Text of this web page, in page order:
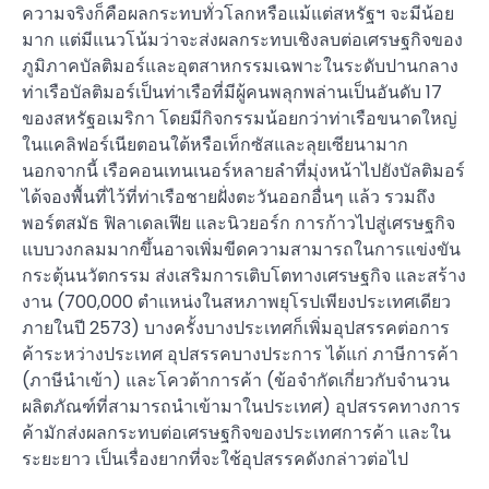
ความจริงก็คือผลกระทบทั่วโลกหรือแม้แต่สหรัฐฯ จะมีน้อย
มาก แต่มีแนวโน้มว่าจะส่งผลกระทบเชิงลบต่อเศรษฐกิจของ
ภูมิภาคบัลติมอร์และอุตสาหกรรมเฉพาะในระดับปานกลาง
ท่าเรือบัลติมอร์เป็นท่าเรือที่มีผู้คนพลุกพล่านเป็นอันดับ 17
ของสหรัฐอเมริกา โดยมีกิจกรรมน้อยกว่าท่าเรือขนาดใหญ่
ในแคลิฟอร์เนียตอนใต้หรือเท็กซัสและลุยเซียนามาก
นอกจากนี้ เรือคอนเทนเนอร์หลายลำที่มุ่งหน้าไปยังบัลติมอร์
ได้จองพื้นที่ไว้ที่ท่าเรือชายฝั่งตะวันออกอื่นๆ แล้ว รวมถึง
พอร์ตสมัธ ฟิลาเดลเฟีย และนิวยอร์ก การก้าวไปสู่เศรษฐกิจ
แบบวงกลมมากขึ้นอาจเพิ่มขีดความสามารถในการแข่งขัน
กระตุ้นนวัตกรรม ส่งเสริมการเติบโตทางเศรษฐกิจ และสร้าง
งาน (700,000 ตำแหน่งในสหภาพยุโรปเพียงประเทศเดียว
ภายในปี 2573) บางครั้งบางประเทศก็เพิ่มอุปสรรคต่อการ
ค้าระหว่างประเทศ อุปสรรคบางประการ ได้แก่ ภาษีการค้า
(ภาษีนำเข้า) และโควต้าการค้า (ข้อจำกัดเกี่ยวกับจำนวน
ผลิตภัณฑ์ที่สามารถนำเข้ามาในประเทศ) อุปสรรคทางการ
ค้ามักส่งผลกระทบต่อเศรษฐกิจของประเทศการค้า และใน
ระยะยาว เป็นเรื่องยากที่จะใช้อุปสรรคดังกล่าวต่อไป